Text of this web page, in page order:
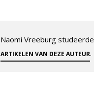
Naomi Vreeburg
ARTIKELEN VAN DEZE AUTEUR.